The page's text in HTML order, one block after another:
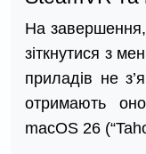
На завершення,
зіткнутися з
приладів не
отримають
macOS 26